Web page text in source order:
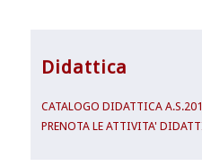
Didattica
CATALOGO DIDATTICA
PRENOTA LE ATTIVITA'